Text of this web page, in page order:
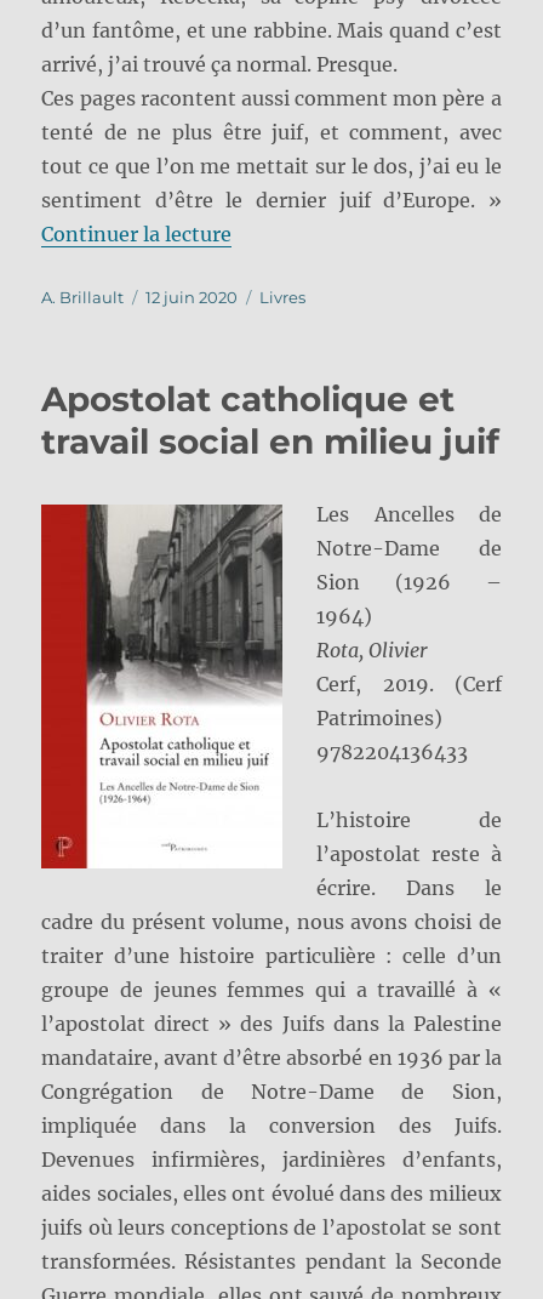
d’un fantôme, et une rabbine. Mais quand c’est
arrivé, j’ai trouvé ça normal. Presque.
Ces pages racontent aussi comment mon père a
tenté de ne plus être juif, et comment, avec
tout ce que l’on me mettait sur le dos, j’ai eu le
sentiment d’être le dernier juif d’Europe. »
Continuer la lecture
Auteur
A. Brillault
Publié
12 juin 2020 Catégories
Livres
Apostolat catholique et
travail social en milieu juif
Les Ancelles de
Notre-Dame de
Sion (1926 –
1964)
Rota, Olivier
Cerf, 2019. (Cerf
Patrimoines)
9782204136433
L’histoire de
l’apostolat reste à
écrire. Dans le
cadre du présent volume, nous avons choisi de
traiter d’une histoire particulière : celle d’un
groupe de jeunes femmes qui a travaillé à «
l’apostolat direct » des Juifs dans la Palestine
mandataire, avant d’être absorbé en 1936 par la
Congrégation de Notre-Dame de Sion,
impliquée dans la conversion des Juifs.
Devenues infirmières, jardinières d’enfants,
aides sociales, elles ont évolué dans des milieux
juifs où leurs conceptions de l’apostolat se sont
transformées. Résistantes pendant la Seconde